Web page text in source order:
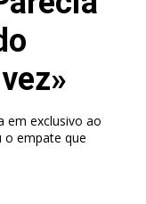
em exclusivo ao
o empate que